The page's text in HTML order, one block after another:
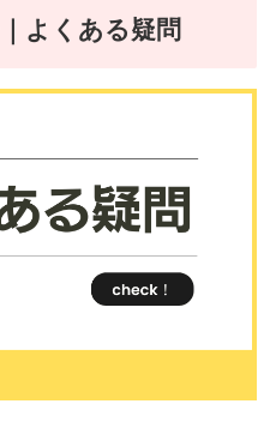
｜よくある疑問